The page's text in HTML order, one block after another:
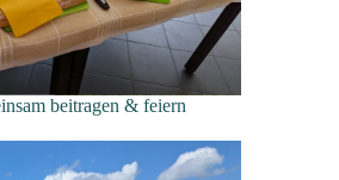
beitragen & feiern